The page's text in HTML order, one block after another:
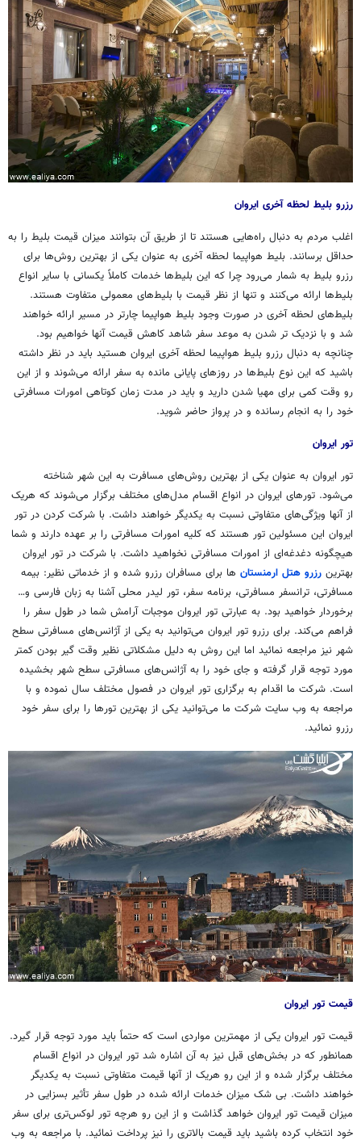
رزرو بلیط لحظه آخری ایروان
اغلب مردم به دنبال راه‌هایی هستند تا از طریق آن بتوانند میزان قیمت بلیط را به
حداقل برسانند. بلیط هواپیما لحظه آخری به عنوان یکی از بهترین روش‌ها برای
رزرو بلیط به شمار می‌رود چرا که این بلیط‌ها خدمات کاملاً یکسانی با سایر انواع
بلیط‌ها ارائه می‌کنند و تنها از نظر قیمت با بلیط‌های معمولی متفاوت هستند.
بلیط‌های لحظه آخری در صورت وجود بلیط هواپیما چارتر در مسیر ارائه خواهند
شد و با نزدیک تر شدن به موعد سفر شاهد کاهش قیمت آنها خواهیم بود.
چنانچه به دنبال رزرو بلیط هواپیما لحظه آخری ایروان هستید باید در نظر داشته
باشید که این نوع بلیط‌ها در روزهای پایانی مانده به سفر ارائه می‌شوند و از این
رو وقت کمی برای مهیا شدن دارید و باید در مدت زمان کوتاهی امورات مسافرتی
خود را به انجام رسانده و در پرواز حاضر شوید.
تور ایروان
تور ایروان به عنوان یکی از بهترین روش‌های مسافرت به این شهر شناخته
می‌شود. تورهای ایروان در انواع اقسام مدل‌های مختلف برگزار می‌شوند که هریک
از آنها ویژگی‌های متفاوتی نسبت به یکدیگر خواهند داشت. با شرکت کردن در تور
ایروان این مسئولین تور هستند که کلیه امورات مسافرتی را بر عهده دارند و شما
هیچگونه دغدغه‌ای از امورات مسافرتی نخواهید داشت. با شرکت در تور ایروان
بهترین رزرو هتل ارمنستان ها برای مسافران رزرو شده و از خدماتی نظیر: بیمه
مسافرتی، ترانسفر مسافرتی، برنامه سفر، تور لیدر محلی آشنا به زبان فارسی و…
برخوردار خواهید بود. به عبارتی تور ایروان موجبات آرامش شما در طول سفر را
فراهم می‌کند. برای رزرو تور ایروان می‌توانید به یکی از آژانس‌های مسافرتی سطح
شهر نیز مراجعه نمائید اما این روش به دلیل مشکلاتی نظیر وقت گیر بودن کمتر
مورد توجه قرار گرفته و جای خود را به آژانس‌های مسافرتی سطح شهر بخشیده
است. شرکت ما اقدام به برگزاری تور ایروان در فصول مختلف سال نموده و با
مراجعه به وب سایت شرکت ما می‌توانید یکی از بهترین تورها را برای سفر خود
رزرو نمائید.
قیمت تور ایروان
قیمت تور ایروان یکی از مهمترین مواردی است که حتماً باید مورد توجه قرار گیرد.
همانطور که در بخش‌های قبل نیز به آن اشاره شد تور ایروان در انواع اقسام
مختلف برگزار شده و از این رو هریک از آنها قیمت متفاوتی نسبت به یکدیگر
خواهند داشت. بی شک میزان خدمات ارائه شده در طول سفر تأثیر بسزایی در
میزان قیمت تور ایروان خواهد گذاشت و از این رو هرچه تور لوکس‌تری برای سفر
خود انتخاب کرده باشید باید قیمت بالاتری را نیز پرداخت نمائید. با مراجعه به وب